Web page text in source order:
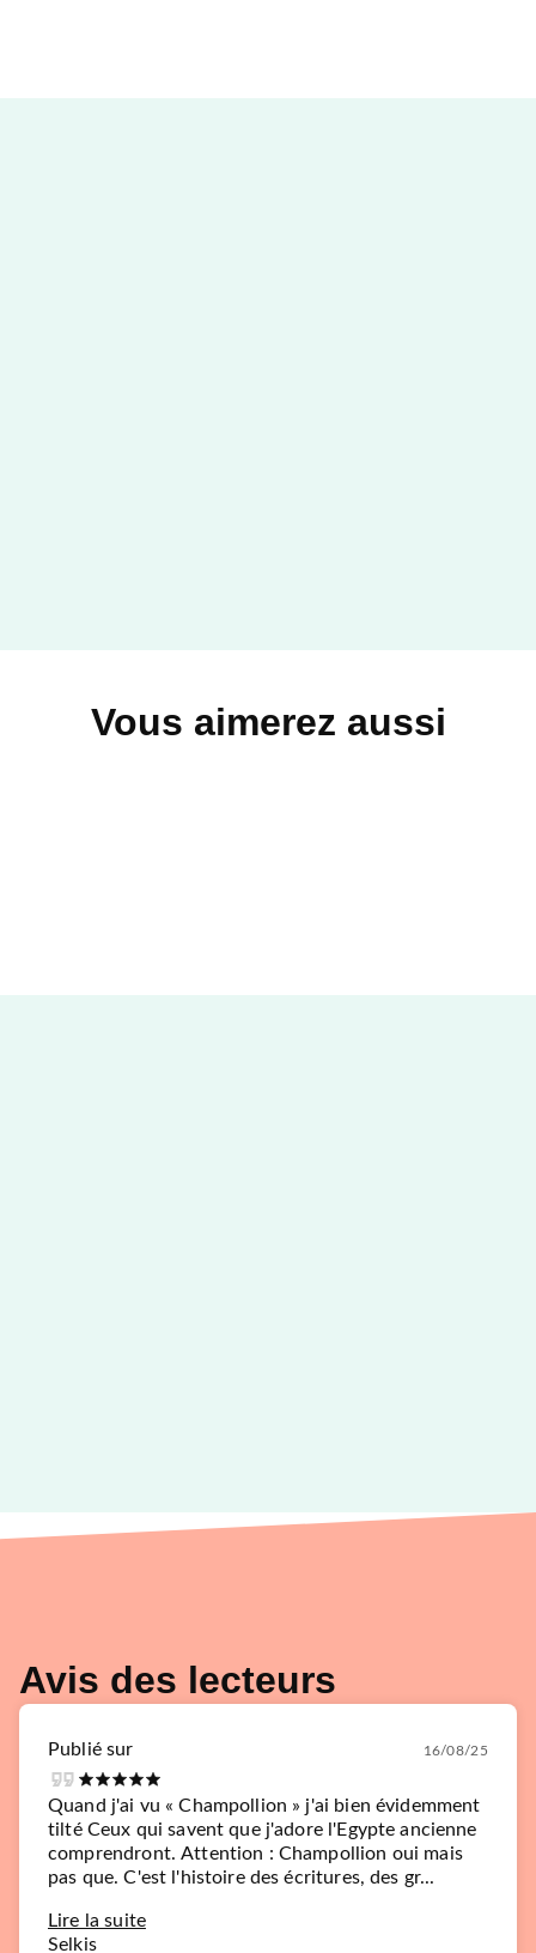
Vous aimerez aussi
Avis des lecteurs
Publié sur 16/08/25
Quand j'ai vu « Champollion » j'ai bien évidemment
tilté Ceux qui savent que j'adore l'Egypte ancienne
comprendront. Attention : Champollion oui mais
pas que. C'est l'histoire des écritures, des gr...
Lire la suite
Selkis